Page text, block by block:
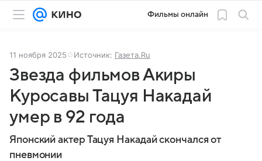
Фильмы онлайн
11 ноября 2025 Источник: Газета.Ru
Звезда фильмов Акиры
Куросавы Тацуя Накадай
умер в 92 года
Японский актер Тацуя Накадай скончался от
пневмонии